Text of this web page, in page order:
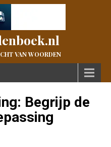
VAN WOORDEN
Begrijp de